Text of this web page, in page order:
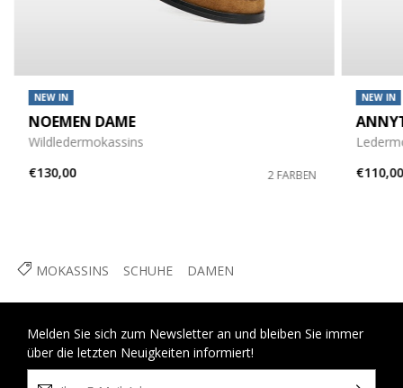
MOKASSINS SCHUHE DAMEN
NEW IN
NOEMEN DAME
Wildledermokassins
€130,00
2 FARBEN
NEW IN
€110,00
Melden Sie sich zum Newsletter an und bleiben Sie immer
über die letzten Neuigkeiten informiert!